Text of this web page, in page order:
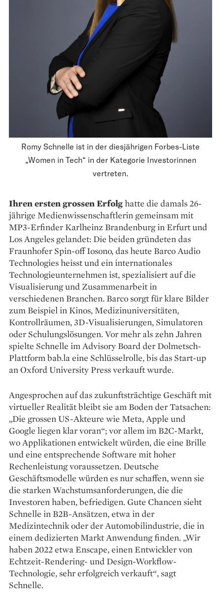
Romy Schnelle ist in der diesjährigen Forbes-Liste
„Women in Tech“ in der Kategorie Investorinnen
vertreten.
Ihren ersten grossen Erfolghatte die damals 26-
jährige Medien­wissenschaftlerin gemeinsam mit
MP3-Erfinder Karlheinz Brandenburg in Erfurt und
Los Angeles gelandet: Die beiden gründeten das
Fraunhofer Spin-off Iosono, das heute Barco Audio
Technologies heisst und ein inter­nationales
Technologieunter­nehmen ist, spezialisiert auf die
Visualisierung und Zusammen­arbeit in
verschiedenen Branchen. Barco sorgt für klare Bilder
zum Beispiel in Kinos, Medizinuniver­sitäten,
Kontroll­räumen, 3D-Visualisierungen, Si­mu­latoren
oder Schulungs­lösungen. Vor mehr als zehn Jahren
spielte Schnelle im Advisory Board der Dolmetsch-
Plattform bab.la eine Schlüsselrolle, bis das Start-up
an Oxford University Press verkauft wurde.
Angesprochen auf das ­zu­kunftsträchtige Geschäft mit
virtueller Realität bleibt sie am Boden der Tatsachen:
„Die grossen US-Akteure wie Meta, Apple und
Google liegen klar voran“; vor allem im B2C-Markt,
wo Applikationen entwickelt würden, die eine Brille
und eine entsprechende Software mit hoher
Rechenleistung voraussetzen. Deutsche
Geschäftsmodelle würden es nur schaffen, wenn sie
die starken Wachs­tumsanforde­rungen, die die
Investoren haben, befriedigen. Gute Chancen sieht
Schnelle in B2B-Ansätzen, etwa in der
Medizintechnik oder der Auto­mobilindustrie, die in
einem dedizierten Markt Anwendung finden. „Wir
haben 2022 etwa Enscape, einen Entwickler von
Echtzeit-Rendering- und Design-Workflow-
Technologie, sehr er­folgreich verkauft“, sagt
Schnelle.